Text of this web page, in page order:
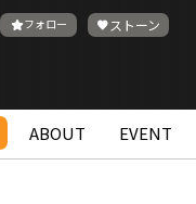
フォロー ストーン
ABOUT EVENT